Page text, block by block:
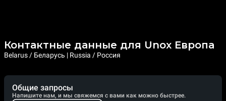
Контактные данные для Unox Европа
Belarus / Беларусь | Russia / Россия
Общие запросы
Напишите нам, и мы свяжемся с вами как можно быстрее.